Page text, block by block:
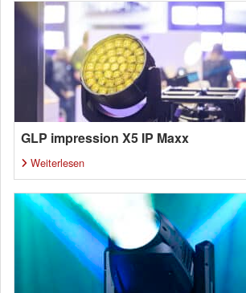
GLP impression X5 IP Maxx
Weiterlesen